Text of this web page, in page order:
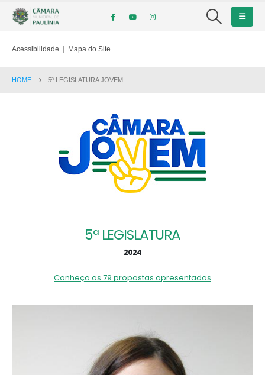
Acessibilidade | Mapa do Site
HOME 5ª LEGISLATURA JOVEM
5ª LEGISLATURA
2024
Conheça as 79 propostas apresentadas